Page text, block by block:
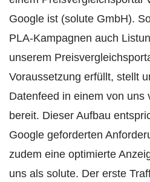
Google ist (solute GmbH).
PLA-Kampagnen auch
unserem
Voraussetzung erfüllt, stellt
Datenfeed in einem von uns
bereit. Dieser Aufbau
Google geforderten
zudem eine optimierte
uns als solute. Der erste